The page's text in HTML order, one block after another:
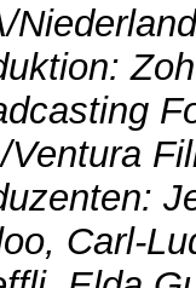
Ventura
Carl-